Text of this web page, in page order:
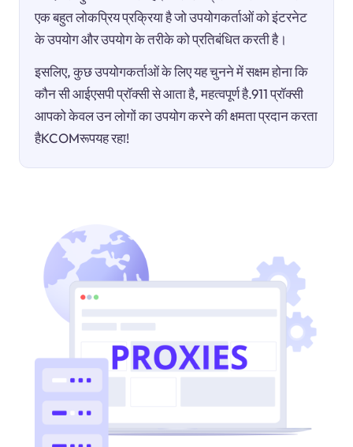
एक बहुत लोकप्रिय प्रक्रिया है जो उपयोगकर्ताओं को इंटरनेट
के उपयोग और उपयोग के तरीके को प्रतिबंधित करती है।
इसलिए, कुछ उपयोगकर्ताओं के लिए यह चुनने में सक्षम होना कि
कौन सी आईएसपी प्रॉक्सी से आता है, महत्वपूर्ण है.911 प्रॉक्सी
आपको केवल उन लोगों का उपयोग करने की क्षमता प्रदान करता
हैKCOMरूपयह रहा!